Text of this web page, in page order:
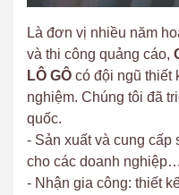
Là đơn vị nhiều năm
và thi công quảng cáo,
LÔ GÔ có đội ngũ thiết
nghiệm. Chúng tôi đã
quốc.
- Sản xuất và cung cấp
cho các doanh nghiệp…
- Nhận gia công: thiết